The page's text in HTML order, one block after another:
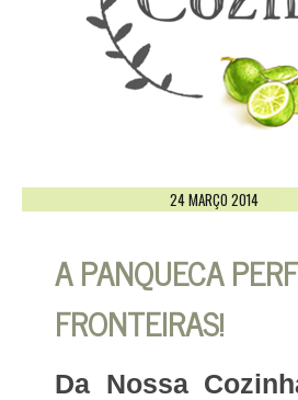
24 MARÇO 2014
A PANQUECA
FRONTEIRAS!
Da Nossa